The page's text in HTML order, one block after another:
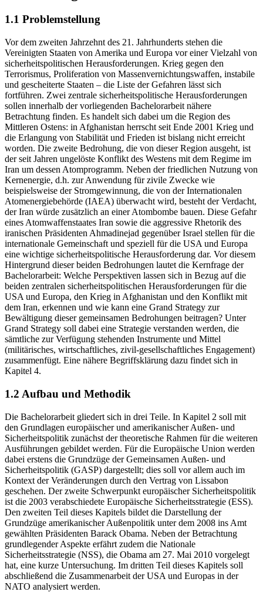
1.1 Problemstellung
Vor dem zweiten Jahrzehnt des 21. Jahrhunderts stehen die
Vereinigten Staaten von Amerika und Europa vor einer Vielzahl von
sicherheitspolitischen Herausforderungen. Krieg gegen den
Terrorismus, Proliferation von Massenvernichtungswaffen, instabile
und gescheiterte Staaten – die Liste der Gefahren lässt sich
fortführen. Zwei zentrale sicherheitspolitische Herausforderungen
sollen innerhalb der vorliegenden Bachelorarbeit nähere
Betrachtung finden. Es handelt sich dabei um die Region des
Mittleren Ostens: in Afghanistan herrscht seit Ende 2001 Krieg und
die Erlangung von Stabilität und Frieden ist bislang nicht erreicht
worden. Die zweite Bedrohung, die von dieser Region ausgeht, ist
der seit Jahren ungelöste Konflikt des Westens mit dem Regime im
Iran um dessen Atomprogramm. Neben der friedlichen Nutzung von
Kernenergie, d.h. zur Anwendung für zivile Zwecke wie
beispielsweise der Stromgewinnung, die von der Internationalen
Atomenergiebehörde (IAEA) überwacht wird, besteht der Verdacht,
der Iran würde zusätzlich an einer Atombombe bauen. Diese Gefahr
eines Atomwaffenstaates Iran sowie die aggressive Rhetorik des
iranischen Präsidenten Ahmadinejad gegenüber Israel stellen für die
internationale Gemeinschaft und speziell für die USA und Europa
eine wichtige sicherheitspolitische Herausforderung dar. Vor diesem
Hintergrund dieser beiden Bedrohungen lautet die Kernfrage der
Bachelorarbeit: Welche Perspektiven lassen sich in Bezug auf die
beiden zentralen sicherheitspolitischen Herausforderungen für die
USA und Europa, den Krieg in Afghanistan und den Konflikt mit
dem Iran, erkennen und wie kann eine Grand Strategy zur
Bewältigung dieser gemeinsamen Bedrohungen beitragen? Unter
Grand Strategy soll dabei eine Strategie verstanden werden, die
sämtliche zur Verfügung stehenden Instrumente und Mittel
(militärisches, wirtschaftliches, zivil-gesellschaftliches Engagement)
zusammenfügt. Eine nähere Begriffsklärung dazu findet sich in
Kapitel 4.
1.2 Aufbau und Methodik
Die Bachelorarbeit gliedert sich in drei Teile. In Kapitel 2 soll mit
den Grundlagen europäischer und amerikanischer Außen- und
Sicherheitspolitik zunächst der theoretische Rahmen für die weiteren
Ausführungen gebildet werden. Für die Europäische Union werden
dabei erstens die Grundzüge der Gemeinsamen Außen- und
Sicherheitspolitik (GASP) dargestellt; dies soll vor allem auch im
Kontext der Veränderungen durch den Vertrag von Lissabon
geschehen. Der zweite Schwerpunkt europäischer Sicherheitspolitik
ist die 2003 verabschiedete Europäische Sicherheitsstrategie (ESS).
Den zweiten Teil dieses Kapitels bildet die Darstellung der
Grundzüge amerikanischer Außenpolitik unter dem 2008 ins Amt
gewählten Präsidenten Barack Obama. Neben der Betrachtung
grundlegender Aspekte erfährt zudem die Nationale
Sicherheitsstrategie (NSS), die Obama am 27. Mai 2010 vorgelegt
hat, eine kurze Untersuchung. Im dritten Teil dieses Kapitels soll
abschließend die Zusammenarbeit der USA und Europas in der
NATO analysiert werden.